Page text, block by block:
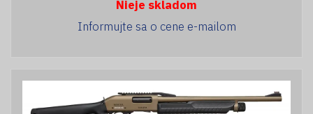
Nieje skladom
Informujte sa o cene e-mailom